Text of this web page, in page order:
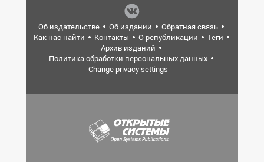
Об издательстве Об издании
Обратная связь
Как нас найти
Контакты О републикации
Теги
Архив изданий
Политика обработки персональных данных
Change privacy settings